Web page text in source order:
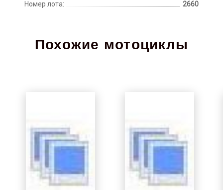
Номер лота:
2660
Похожие мотоциклы